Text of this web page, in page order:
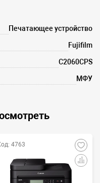
Печатающее устройство
Fujifilm
C2060CPS
МФУ
4763